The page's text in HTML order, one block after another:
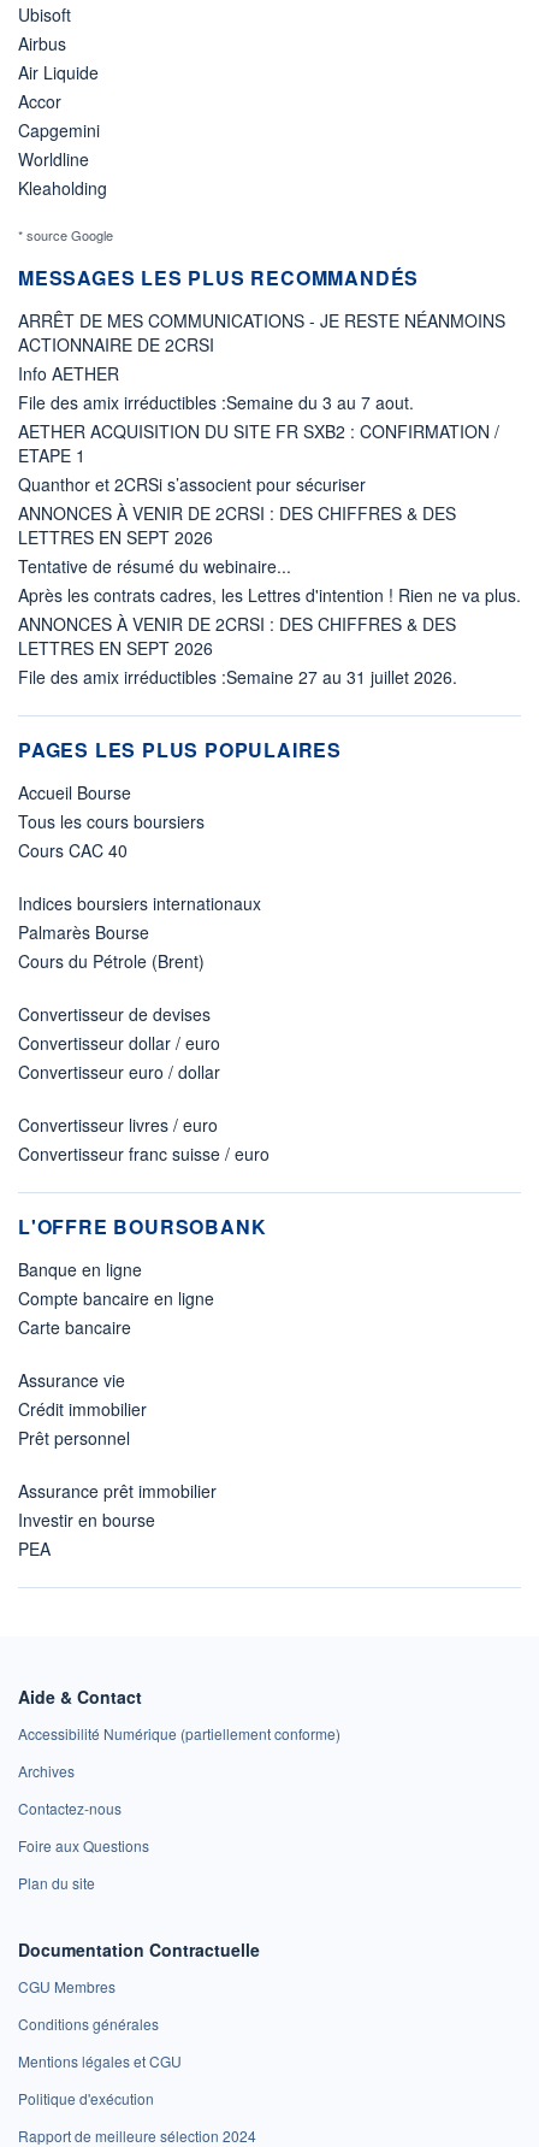
Ubisoft
Airbus
Air Liquide
Accor
Capgemini
Worldline
Kleaholding
* source Google
MESSAGES LES PLUS RECOMMANDÉS
ARRÊT DE MES COMMUNICATIONS - JE RESTE NÉANMOINS
ACTIONNAIRE DE 2CRSI
Info AETHER
File des amix irréductibles :Semaine du 3 au 7 aout.
AETHER ACQUISITION DU SITE FR SXB2 : CONFIRMATION /
ETAPE 1
Quanthor et 2CRSi s’associent pour sécuriser
ANNONCES À VENIR DE 2CRSI : DES CHIFFRES & DES
LETTRES EN SEPT 2026
Tentative de résumé du webinaire...
Après les contrats cadres, les Lettres d'intention ! Rien ne va plus.
ANNONCES À VENIR DE 2CRSI : DES CHIFFRES & DES
LETTRES EN SEPT 2026
File des amix irréductibles :Semaine 27 au 31 juillet 2026.
PAGES LES PLUS POPULAIRES
Accueil Bourse
Tous les cours boursiers
Cours CAC 40
Indices boursiers internationaux
Palmarès Bourse
Cours du Pétrole (Brent)
Convertisseur de devises
Convertisseur dollar / euro
Convertisseur euro / dollar
Convertisseur livres / euro
Convertisseur franc suisse / euro
L'OFFRE BOURSOBANK
Banque en ligne
Compte bancaire en ligne
Carte bancaire
Assurance vie
Crédit immobilier
Prêt personnel
Assurance prêt immobilier
Investir en bourse
PEA
Aide & Contact
Accessibilité Numérique (partiellement conforme)
Archives
Contactez-nous
Foire aux Questions
Plan du site
Documentation Contractuelle
CGU Membres
Conditions générales
Mentions légales et CGU
Politique d'exécution
Rapport de meilleure sélection 2024